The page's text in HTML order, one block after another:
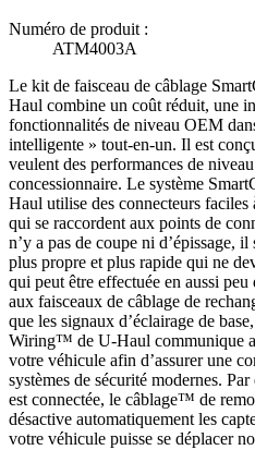
Numéro de produit :
ATM4003A
Le kit de faisceau de câblage
Haul combine un coût réduit, une
fonctionnalités de niveau OEM
intelligente » tout-en-un. Il est
veulent des performances de
concessionnaire. Le système
Haul utilise des connecteurs
qui se raccordent aux points de
n’y a pas de coupe ni d’épissage,
plus propre et plus rapide qui ne
qui peut être effectuée en aussi
aux faisceaux de câblage de
que les signaux d’éclairage de
Wiring™ de U-Haul communique
votre véhicule afin d’assurer une
systèmes de sécurité modernes.
est connectée, le câblage™ de
désactive automatiquement les
votre véhicule puisse se déplacer